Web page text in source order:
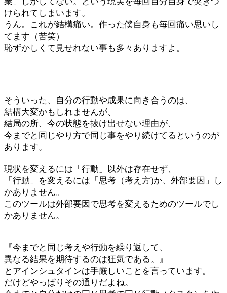
けられてしまいます。
うん。これが結構痛い。作った僕自身も毎回痛い思いし
てます（苦笑）
恥ずかしくて見せれない事も多々ありますよ。
そういった、自分の行動や成果に向き合うのは、
結構大変かもしれませんが、
結局の所、今の状態を抜け出せない理由が、
今までと同じやり方で同じ事をやり続けてるというのが
あります。
現状を変えるには「行動」以外は存在せず、
「行動」を変えるには「思考（考え方)か、外部要因」し
かありません。
このツールは外部要因で思考を変えるためのツールでし
かありません。
『今までと同じ考えや行動を繰り返して、
異なる結果を期待するのは狂気である。』
とアインシュタインは手厳しいことを言っています。
だけどやっぱりその通りだよね。